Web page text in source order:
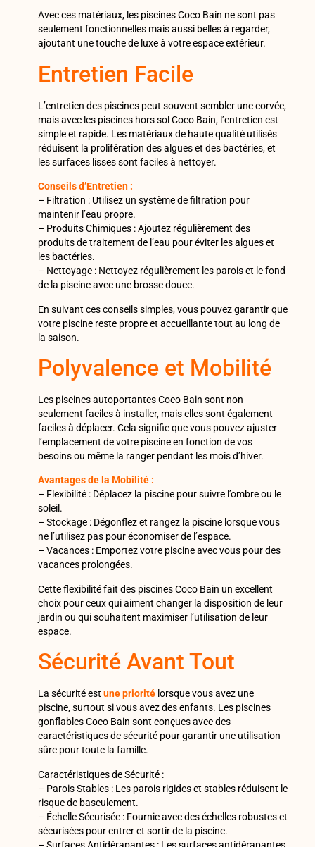
Avec ces matériaux, les piscines Coco Bain ne sont pas
seulement fonctionnelles mais aussi belles à regarder,
ajoutant une touche de luxe à votre espace extérieur.
Entretien Facile
L’entretien des piscines peut souvent sembler une corvée,
mais avec les piscines hors sol Coco Bain, l’entretien est
simple et rapide. Les matériaux de haute qualité utilisés
réduisent la prolifération des algues et des bactéries, et
les surfaces lisses sont faciles à nettoyer.
Conseils d’Entretien :
– Filtration : Utilisez un système de filtration pour
maintenir l’eau propre.
– Produits Chimiques : Ajoutez régulièrement des
produits de traitement de l’eau pour éviter les algues et
les bactéries.
– Nettoyage : Nettoyez régulièrement les parois et le fond
de la piscine avec une brosse douce.
En suivant ces conseils simples, vous pouvez garantir que
votre piscine reste propre et accueillante tout au long de
la saison.
Polyvalence et Mobilité
Les piscines autoportantes Coco Bain sont non
seulement faciles à installer, mais elles sont également
faciles à déplacer. Cela signifie que vous pouvez ajuster
l’emplacement de votre piscine en fonction de vos
besoins ou même la ranger pendant les mois d’hiver.
Avantages de la Mobilité :
– Flexibilité : Déplacez la piscine pour suivre l’ombre ou le
soleil.
– Stockage : Dégonflez et rangez la piscine lorsque vous
ne l’utilisez pas pour économiser de l’espace.
– Vacances : Emportez votre piscine avec vous pour des
vacances prolongées.
Cette flexibilité fait des piscines Coco Bain un excellent
choix pour ceux qui aiment changer la disposition de leur
jardin ou qui souhaitent maximiser l’utilisation de leur
espace.
Sécurité Avant Tout
La sécurité est une priorité lorsque vous avez une
piscine, surtout si vous avez des enfants. Les piscines
gonflables Coco Bain sont conçues avec des
caractéristiques de sécurité pour garantir une utilisation
sûre pour toute la famille.
Caractéristiques de Sécurité :
– Parois Stables : Les parois rigides et stables réduisent le
risque de basculement.
– Échelle Sécurisée : Fournie avec des échelles robustes et
sécurisées pour entrer et sortir de la piscine.
– Surfaces Antidérapantes : Les surfaces antidérapantes